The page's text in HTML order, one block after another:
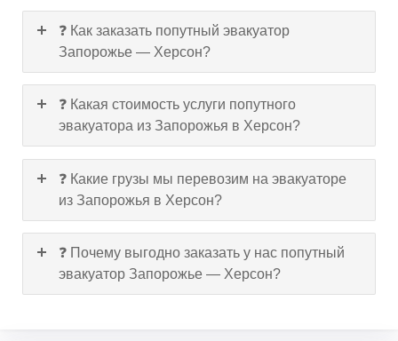
❓ Как заказать попутный эвакуатор
Запорожье — Херсон?
❓ Какая стоимость услуги попутного
эвакуатора из Запорожья в Херсон?
❓ Какие грузы мы перевозим на эвакуаторе
из Запорожья в Херсон?
❓ Почему выгодно заказать у нас попутный
эвакуатор Запорожье — Херсон?